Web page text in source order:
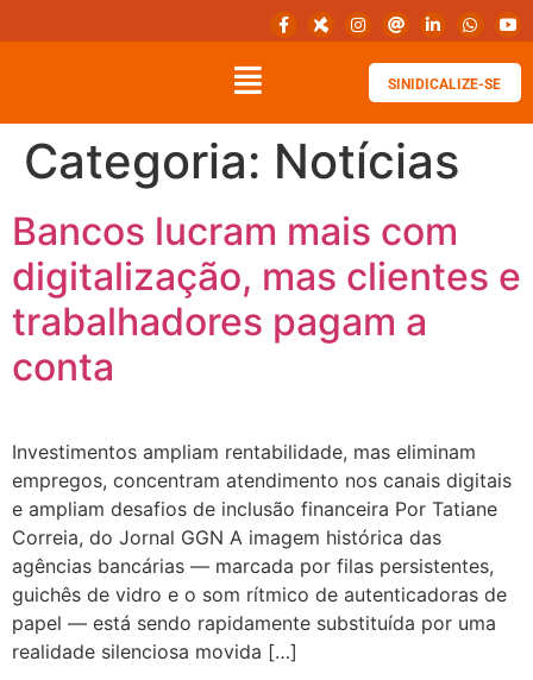
SINIDICALIZE-SE
Categoria: Notícias
Bancos lucram mais com
digitalização, mas clientes e
trabalhadores pagam a
conta
Investimentos ampliam rentabilidade, mas eliminam
empregos, concentram atendimento nos canais digitais
e ampliam desafios de inclusão financeira Por Tatiane
Correia, do Jornal GGN A imagem histórica das
agências bancárias — marcada por filas persistentes,
guichês de vidro e o som rítmico de autenticadoras de
papel — está sendo rapidamente substituída por uma
realidade silenciosa movida […]